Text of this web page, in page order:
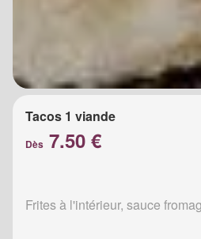
Tacos 1 viande
Dès 7.50 €
Frites à l'intérieur, sauce